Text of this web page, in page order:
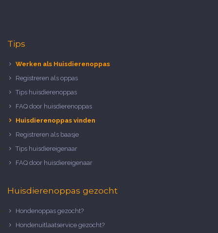
Tips
Werken als Huisdierenoppas
Registreren als oppas
Tips huisdierenoppas
FAQ door huisdierenoppas
Huisdierenoppas vinden
Registreren als baasje
Tips huisdiereigenaar
FAQ door huisdiereigenaar
Huisdierenoppas gezocht
Hondenoppas gezocht?
Hondenuitlaatservice gezocht?